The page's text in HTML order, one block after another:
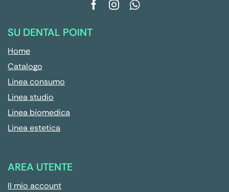
SU DENTAL POINT
Home
Catalogo
Linea consumo
Linea studio
Linea biomedica
Linea estetica
AREA UTENTE
Il mio account